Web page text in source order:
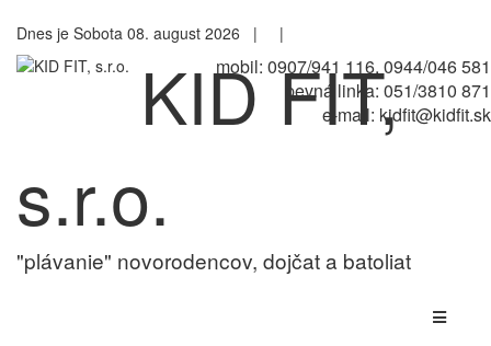
Dnes je Sobota 08. august 2026 | |
mobil: 0907/941 116, 0944/046 581
pevná linka: 051/3810 871
e-mail: kidfit@kidfit.sk
KID FIT,
s.r.o.
"plávanie" novorodencov, dojčat a batoliat